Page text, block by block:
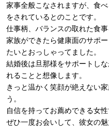
家事全般こなされますが、食
をされているとのことです。
仕事柄、バランスの取れた食
家族ができたら健康面のサポ
たいとおっしゃってました。
結婚後は旦那様をサポートし
れることと想像します。
きっと温かく笑顔が絶えない
う。
自信を持ってお薦めできる女性
ぜひ一度お会いして、彼女の